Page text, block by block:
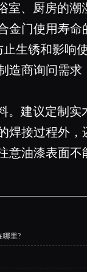
、厨房的潮
金门使用寿
生锈和影响
造商询问需
建议定制实
焊接过程外
意油漆表面
哪里?